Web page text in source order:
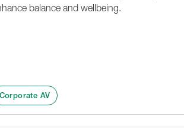
balance and wellbeing.
AV